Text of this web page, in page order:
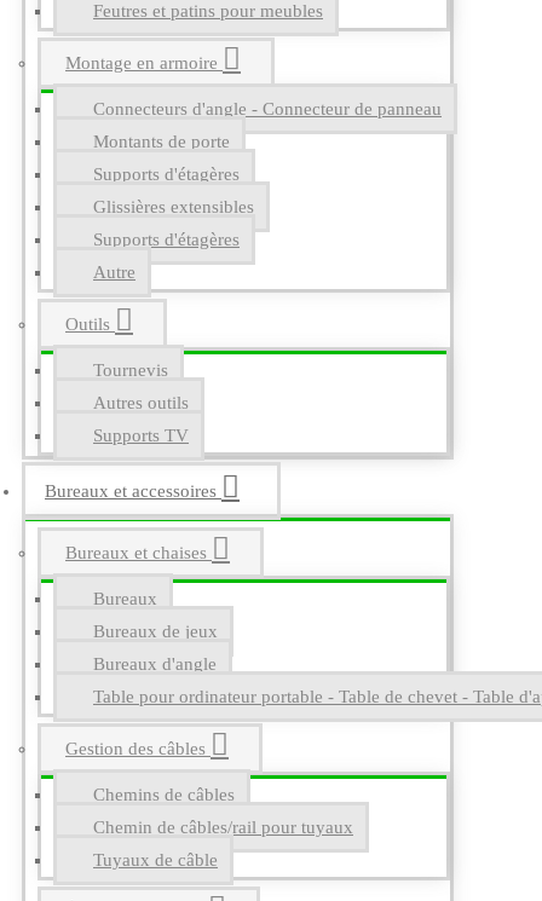
Feutres et patins pour meubles
Montage en armoire
Connecteurs d'angle - Connecteur de panneau
Montants de porte
Supports d'étagères
Glissières extensibles
Supports d'étagères
Autre
Outils
Tournevis
Autres outils
Supports TV
Bureaux et accessoires
Bureaux et chaises
Bureaux
Bureaux de jeux
Bureaux d'angle
Table pour ordinateur portable - Table de chevet - Table
Gestion des câbles
Chemins de câbles
Chemin de câbles/rail pour tuyaux
Tuyaux de câble